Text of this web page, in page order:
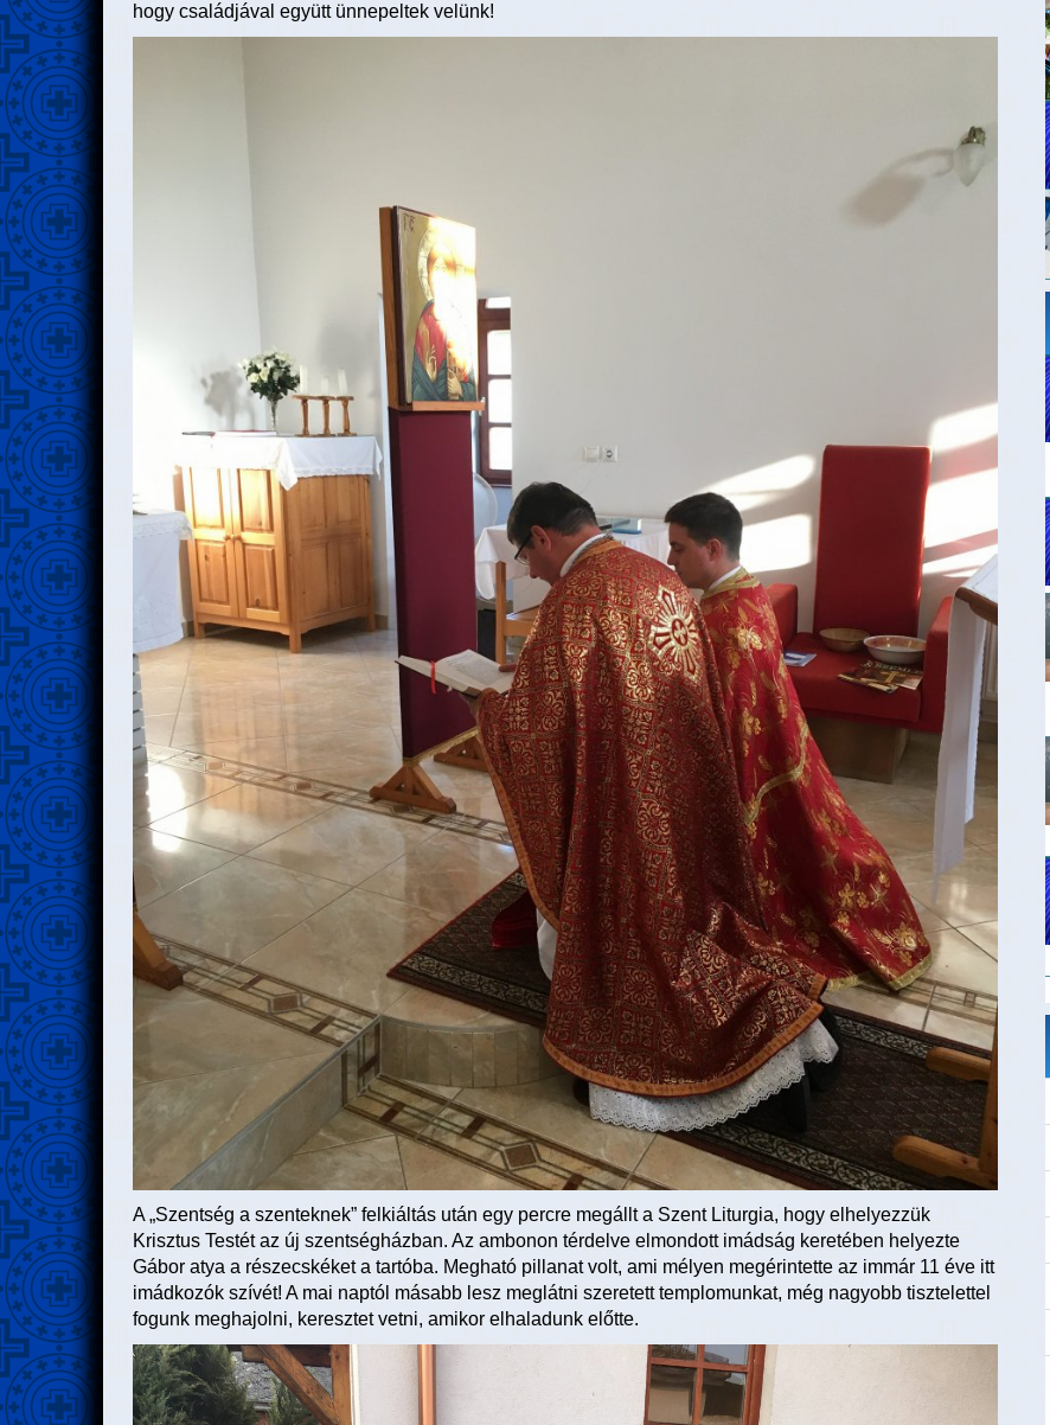
hogy családjával együtt ünnepeltek velünk!
A „Szentség a szenteknek” felkiáltás után egy percre megállt a Szent Liturgia, hogy elhelyezzük
Krisztus Testét az új szentségházban. Az ambonon térdelve elmondott imádság keretében helyezte
Gábor atya a részecskéket a tartóba. Megható pillanat volt, ami mélyen megérintette az immár 11 éve itt
imádkozók szívét! A mai naptól másabb lesz meglátni szeretett templomunkat, még nagyobb tisztelettel
fogunk meghajolni, keresztet vetni, amikor elhaladunk előtte.